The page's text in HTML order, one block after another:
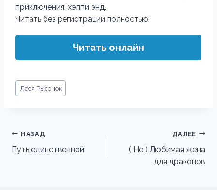
приключения, хэппи энд.
Читать без регистрации полностью:
Читать онлайн
Метки
записи:
Леся Рысёнок
Навигация
по
НАЗАД
Путь единственной
ДАЛЕЕ
( Не ) Любимая жена
для драконов